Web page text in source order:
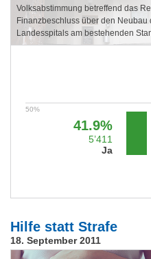
Volksabstimmung betreffend das
Finanzbeschluss über den Neubau
Landesspitals am bestehenden
41.9%
5’411
Ja
Hilfe statt Strafe
18. September 2011